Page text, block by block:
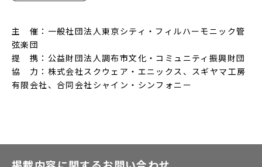
主 催：一般社団法人東京シティ・フィルハーモニック管
弦楽団
提 携：公益財団法人調布市文化・コミュニティ振興財団
協 力：株式会社スクウェア・エニックス、スギヤマ工房
有限会社、合同会社シャイン・シンフォニー